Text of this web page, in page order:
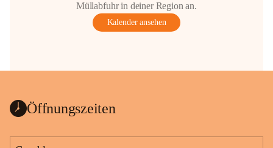
Müllabfuhr in deiner Region an.
Kalender ansehen
Öffnungszeiten